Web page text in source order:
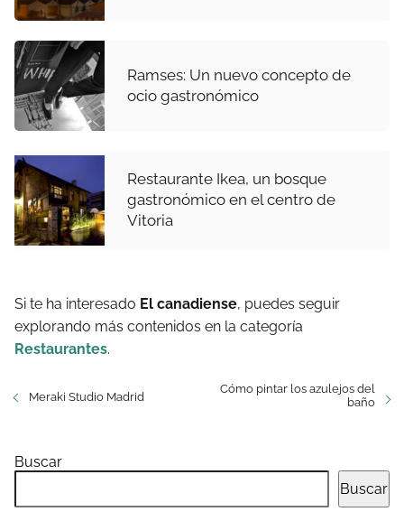
Ramses: Un nuevo concepto de
ocio gastronómico
Restaurante Ikea, un bosque
gastronómico en el centro de
Vitoria
Si te ha interesado El canadiense, puedes seguir
explorando más contenidos en la categoría
Restaurantes.
Meraki Studio Madrid
Cómo pintar los azulejos del
baño
Buscar
Buscar